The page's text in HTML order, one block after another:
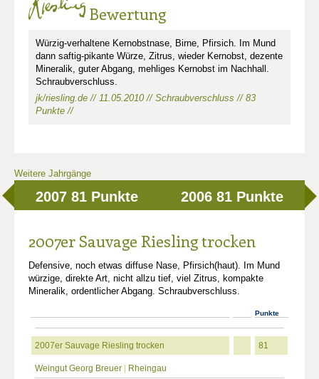
Bewertung
Würzig-verhaltene Kernobstnase, Birne, Pfirsich. Im Mund
dann saftig-pikante Würze, Zitrus, wieder Kernobst, dezente
Mineralik, guter Abgang, mehliges Kernobst im Nachhall.
Schraubverschluss.
jk/riesling.de // 11.05.2010 // Schraubverschluss // 83
Punkte //
Weitere Jahrgänge
2007 81 Punkte 2006 81 Punkte
2007er Sauvage Riesling trocken
Defensive, noch etwas diffuse Nase, Pfirsich(haut). Im Mund
würzige, direkte Art, nicht allzu tief, viel Zitrus, kompakte
Mineralik, ordentlicher Abgang. Schraubverschluss.
Punkte
2007er Sauvage Riesling trocken 81
Weingut Georg Breuer Rheingau